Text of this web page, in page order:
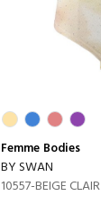
Femme Bodies
BY SWAN
10557-BEIGE CLAIR